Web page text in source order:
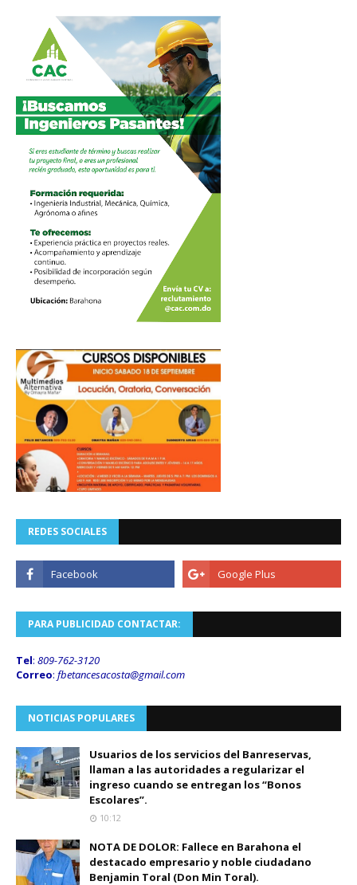
REDES SOCIALES
PARA PUBLICIDAD CONTACTAR:
Tel: 809-762-3120
Correo: fbetancesacosta@gmail.com
NOTICIAS POPULARES
Usuarios de los servicios del Banreservas,
llaman a las autoridades a regularizar el
ingreso cuando se entregan los “Bonos
Escolares”.
10:12
NOTA DE DOLOR: Fallece en Barahona el
destacado empresario y noble ciudadano
Benjamin Toral (Don Min Toral).